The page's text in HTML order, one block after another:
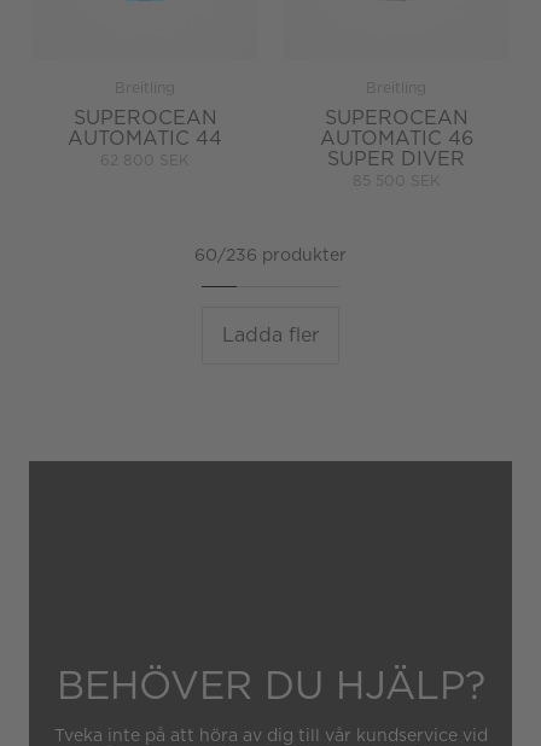
Breitling
SUPEROCEAN
AUTOMATIC 44
62 800 SEK
Breitling
SUPEROCEAN
AUTOMATIC 46
SUPER DIVER
85 500 SEK
60/236 produkter
Ladda fler
BEHÖVER DU HJÄLP?
Tveka inte på att höra av dig till vår kundservice vid